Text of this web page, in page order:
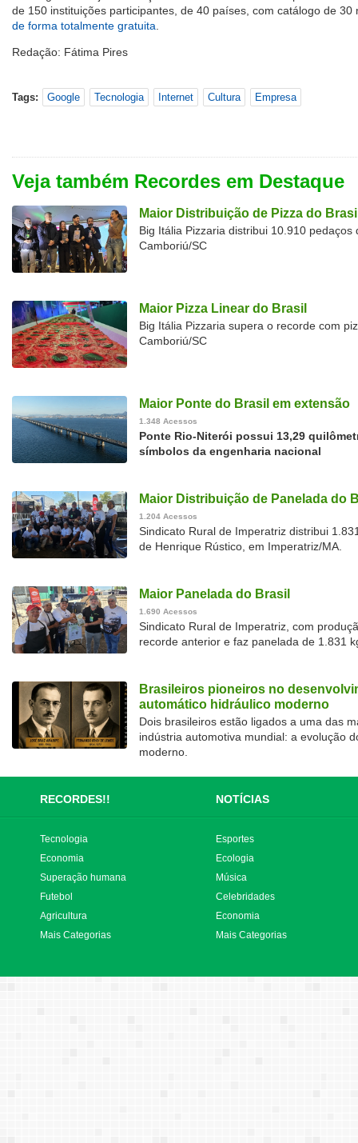
de 150 instituições participantes, de 40 países, com catálogo de 30
de forma totalmente gratuita
Redação: Fátima Pires
Tags: Google Tecnologia Internet Cultura Empresa
Veja também Recordes em Destaque
Maior Distribuição de Pizza do
Big Itália Pizzaria distribui 10.910 pedaços
Camboriú/SC
Maior Pizza Linear do Brasil
Big Itália Pizzaria supera o recorde com
Camboriú/SC
Maior Ponte do Brasil em extensão
1.348 Acessos
Ponte Rio-Niterói possui 13,29
símbolos da engenharia nacional
Maior Distribuição de Panelada do
1.204 Acessos
Sindicato Rural de Imperatriz distribui
de Henrique Rústico, em Imperatriz/MA.
Maior Panelada do Brasil
1.690 Acessos
Sindicato Rural de Imperatriz, com
recorde anterior e faz panelada de 1.831
Brasileiros pioneiros no
automático hidráulico moderno
Dois brasileiros estão ligados a uma das
indústria automotiva mundial: a evolução
moderno.
RECORDES!! NOTÍCIAS
Tecnologia
Economia
Superação humana
Futebol
Agricultura
Mais Categorias
Esportes
Ecologia
Música
Celebridades
Economia
Mais Categorias